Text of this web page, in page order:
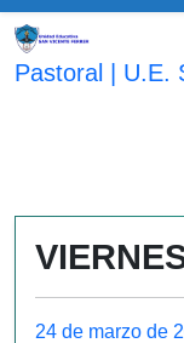
Saltar
contenido
Pastoral | U.E.
Publicado
24 de marzo de